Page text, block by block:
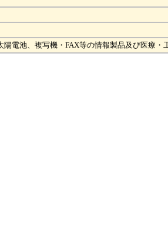
電池、複写機・FAX等の情報製品及び医療